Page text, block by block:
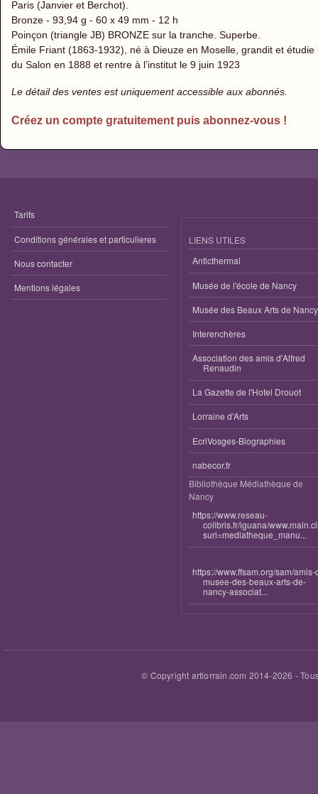
Paris (Janvier et Berchot).
Bronze - 93,94 g - 60 x 49 mm - 12 h
Poinçon (triangle JB) BRONZE sur la tranche. Superbe.
Émile Friant (1863-1932), né à Dieuze en Moselle, grandit et
du Salon en 1888 et rentre à l’institut le 9 juin 1923
Le détail des ventes est uniquement accessible aux abonnés.
Créez un compte gratuitement puis abonnez-vous !
Tarifs
Conditions générales et particulieres
Nous contacter
Mentions légales
LIENS UTILES
Anticthermal
Musée de l'école de Nancy
Musée des Beaux Arts de Nancy
Interenchères
Association des amis d'Alfred
Renaudin
La Gazette de l'Hotel Drouot
Lorraine d'Arts
EcriVosges-Biographies
nabecor.fr
Bibliothèque Médiathèque de
Nancy
https://www.reseau-
colibris.fr/iguana/
surl=mediatheque_manu...
https://www.ffsam.org/sam/amis-
musee-des-beaux-arts-de-
nancy-associat...
© Copyright artlorrain.com 2014-2026 -